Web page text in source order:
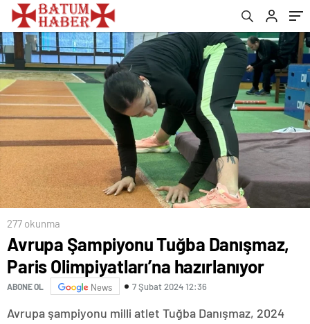
277 okunma
Avrupa Şampiyonu Tuğba Danışmaz,
Paris Olimpiyatları’na hazırlanıyor
ABONE OL News 7 Şubat 2024 12:36
Avrupa şampiyonu milli atlet Tuğba Danışmaz, 2024